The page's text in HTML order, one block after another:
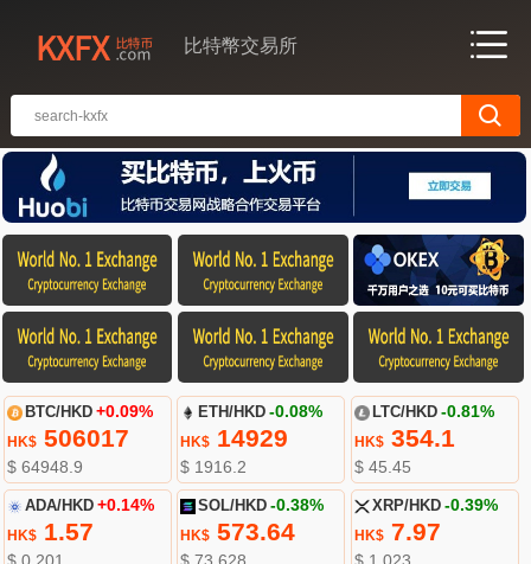
比特幣交易所
BTC/HKD +0.09%
HK$506017
$ 64948.9
ETH/HKD -0.08%
HK$ 14929
$ 1916.2
LTC/HKD -0.81%
HK$354.1
$ 45.45
ADA/HKD +0.14%
HK$1.57
SOL/HKD -0.38%
HK$ 573.64
XRP/HKD -0.39%
HK$7.97